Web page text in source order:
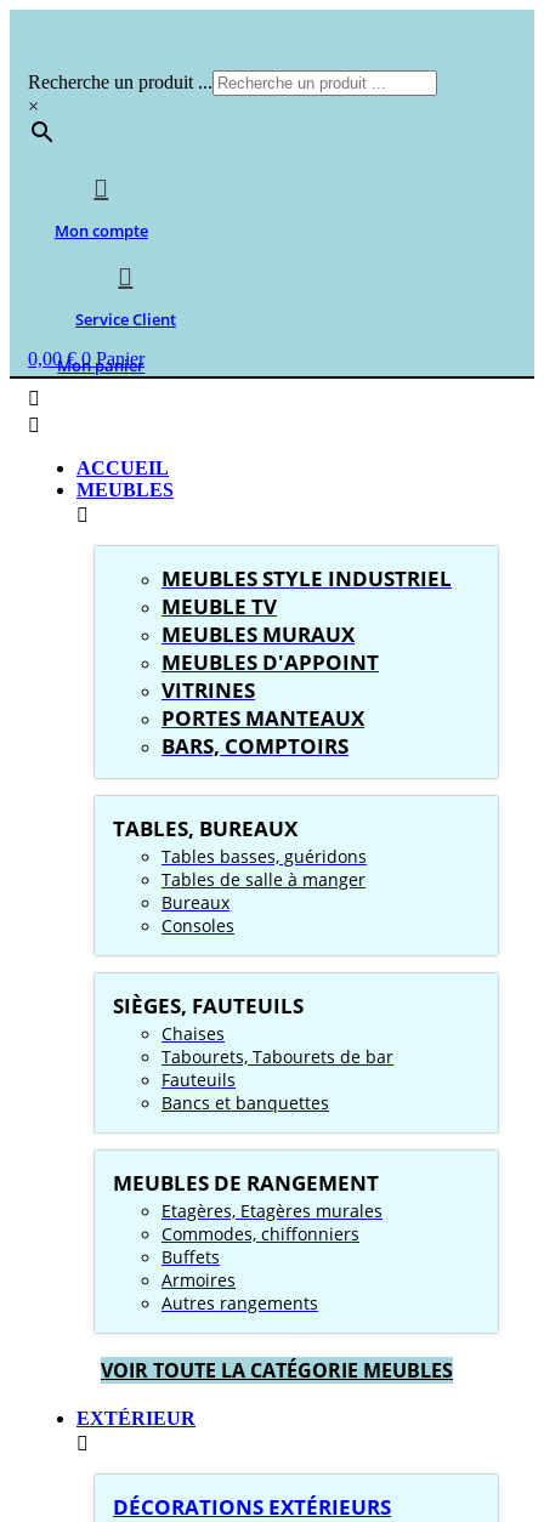
Recherche un produit ...
×
Mon compte
Service Client
0,00€ 0 Panier
Mon panier
ACCUEIL
MEUBLES
MEUBLES STYLE INDUSTRIEL
MEUBLE TV
MEUBLES MURAUX
MEUBLES D'APPOINT
VITRINES
PORTES MANTEAUX
BARS, COMPTOIRS
TABLES, BUREAUX
Tables basses, guéridons
Tables de salle à manger
Bureaux
Consoles
SIÈGES, FAUTEUILS
Chaises
Tabourets, Tabourets de bar
Fauteuils
Bancs et banquettes
MEUBLES DE RANGEMENT
Etagères, Etagères murales
Commodes, chiffonniers
Buffets
Armoires
Autres rangements
VOIR TOUTE LA CATÉGORIE MEUBLES
EXTÉRIEUR
DÉCORATIONS EXTÉRIEURS